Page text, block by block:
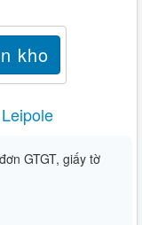
GTGT, giấy tờ